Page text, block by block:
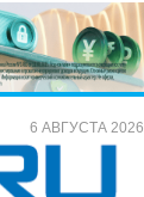
6 АВГУСТА 2026